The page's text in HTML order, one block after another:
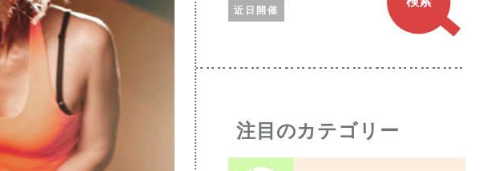
あ
る
ワ
ー
ド
近日開催
注目のカテゴリー